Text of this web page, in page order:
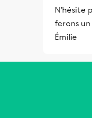
N’hésite
ferons un
Émilie